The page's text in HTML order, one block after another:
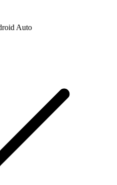
Auto